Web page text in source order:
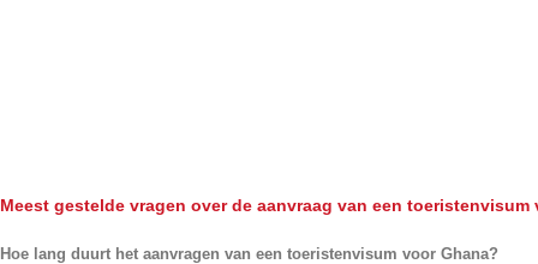
Meest gestelde vragen over de aanvraag van een toeristenvisum
Hoe lang duurt het aanvragen van een toeristenvisum voor Ghana?